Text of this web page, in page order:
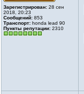
Зарегистрирован: 28 сен
2018, 20:23
Сообщений: 853
Транспорт: honda lead 90
Пункты репутации: 2310